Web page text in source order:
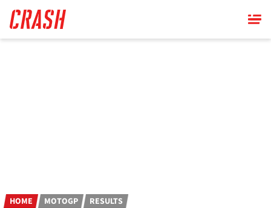
main
content
HOME MOTOGP RESULTS